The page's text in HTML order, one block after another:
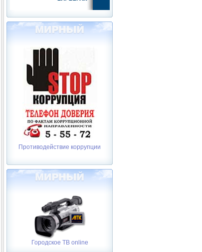
Противодействие коррупции
Городское ТВ online